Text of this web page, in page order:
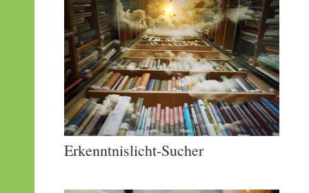
Erkenntnislicht-Sucher